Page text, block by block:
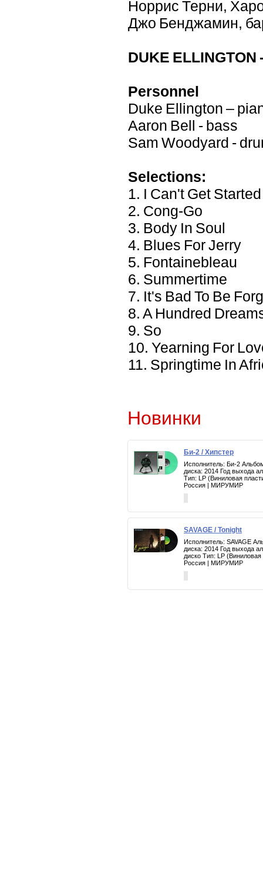
Норрис Терни,
Джо Бенджамин,
DUKE ELLINGTON
Personnel
Duke Ellington –
Aaron Bell - bass
Sam Woodyard -
Selections:
1. I Can't Get Started
2. Cong-Go
3. Body In Soul
4. Blues For Jerry
5. Fontainebleau
6. Summertime
7. It's Bad To Be
8. A Hundred
9. So
10. Yearning For
11. Springtime In
Новинки
Би-2 / Хипстер
Исполнитель: Би-2
диска: 2014 Год выхода
Тип: LP (Виниловая
Россия | МИРУМИР
SAVAGE / Tonight
Исполнитель: SAVAGE
диска: 2014 Год выхода
диско Тип: LP
Россия | МИРУМИР